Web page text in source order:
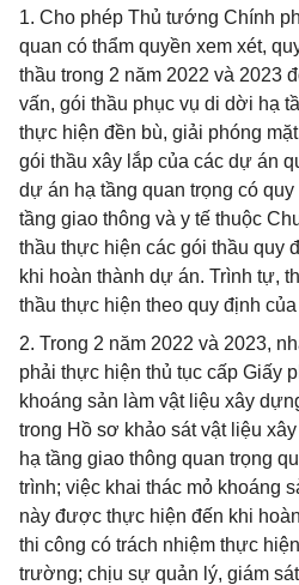
1. Cho phép Thủ tướng Chính
quan có thẩm quyền xem xét,
thầu trong 2 năm 2022 và 2023
vấn, gói thầu phục vụ di dời hạ
thực hiện đền bù, giải phóng
gói thầu xây lắp của các dự án
dự án hạ tầng quan trọng có
tầng giao thông và y tế thuộc
thầu thực hiện các gói thầu quy
khi hoàn thành dự án. Trình tự,
thầu thực hiện theo quy định
2. Trong 2 năm 2022 và 2023,
phải thực hiện thủ tục cấp Giấy
khoáng sản làm vật liệu xây
trong Hồ sơ khảo sát vật liệu
hạ tầng giao thông quan trọng
trình; việc khai thác mỏ khoáng
này được thực hiện đến khi
thi công có trách nhiệm thực
trường; chịu sự quản lý, giám